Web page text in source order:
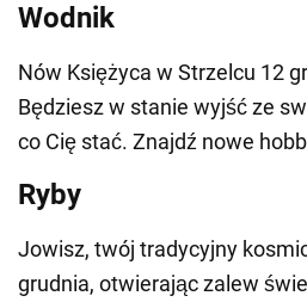
Wodnik
Nów Księżyca w Strzelcu 12
Będziesz w stanie wyjść ze
co Cię stać. Znajdź nowe
Ryby
Jowisz, twój tradycyjny
grudnia, otwierając zalew